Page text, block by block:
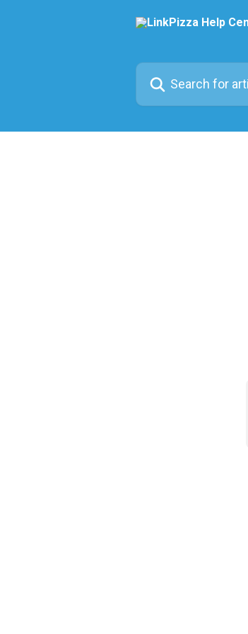
Search for articles...